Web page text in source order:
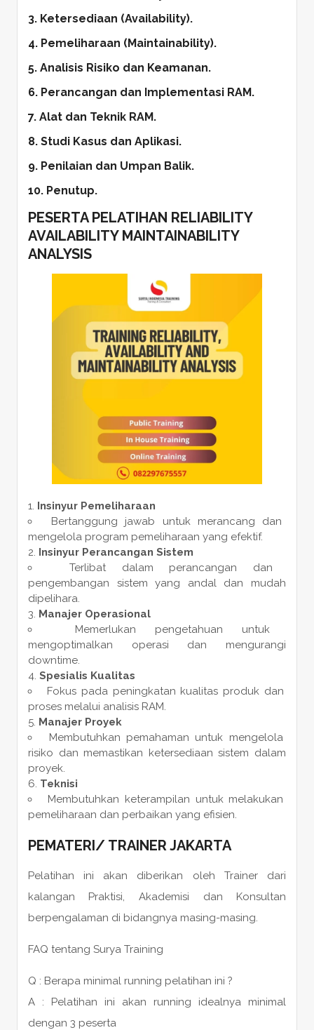
3. Ketersediaan (Availability).
4. Pemeliharaan (Maintainability).
5. Analisis Risiko dan Keamanan.
6. Perancangan dan Implementasi RAM.
7. Alat dan Teknik RAM.
8. Studi Kasus dan Aplikasi.
9. Penilaian dan Umpan Balik.
10. Penutup.
PESERTA PELATIHAN RELIABILITY
AVAILABILITY MAINTAINABILITY
ANALYSIS
Insinyur Pemeliharaan
Bertanggung jawab untuk merancang dan
mengelola program pemeliharaan yang efektif.
Insinyur Perancangan Sistem
Terlibat dalam perancangan dan
pengembangan sistem yang andal dan mudah
dipelihara.
Manajer Operasional
Memerlukan pengetahuan untuk
mengoptimalkan operasi dan mengurangi
downtime.
Spesialis Kualitas
Fokus pada peningkatan kualitas produk dan
proses melalui analisis RAM.
Manajer Proyek
Membutuhkan pemahaman untuk mengelola
risiko dan memastikan ketersediaan sistem dalam
proyek.
Teknisi
Membutuhkan keterampilan untuk melakukan
pemeliharaan dan perbaikan yang efisien.
PEMATERI/ TRAINERJAKARTA
Pelatihan ini akan diberikan oleh Trainer dari
kalangan Praktisi, Akademisi dan Konsultan
berpengalaman di bidangnya masing-masing.
FAQ tentang Surya Training
Q : Berapa minimal running pelatihan ini ?
A : Pelatihan ini akan running idealnya minimal
dengan 3 peserta